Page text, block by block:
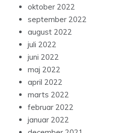
oktober 2022
september 2022
august 2022
juli 2022
juni 2022
maj 2022
april 2022
marts 2022
februar 2022
januar 2022